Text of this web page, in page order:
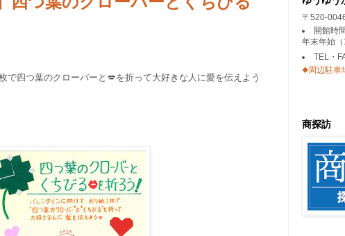
四つ葉のクローバーと💋を折って大好きな人に愛を伝えよう
〒520-
開館時
年末年始（
TEL・
◆周辺駐車
商探訪